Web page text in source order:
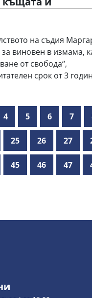
на съдия
виновен в измама,
от свобода“,
срок от 3
4 5 6 7
25 26 27
45 46 47